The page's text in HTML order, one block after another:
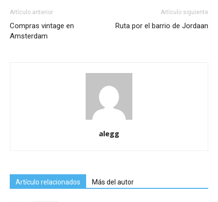
Artículo anterior
Compras vintage en
Amsterdam
Artículo siguiente
Ruta por el barrio de Jordaan
alegg
Artículo relacionados Más del autor